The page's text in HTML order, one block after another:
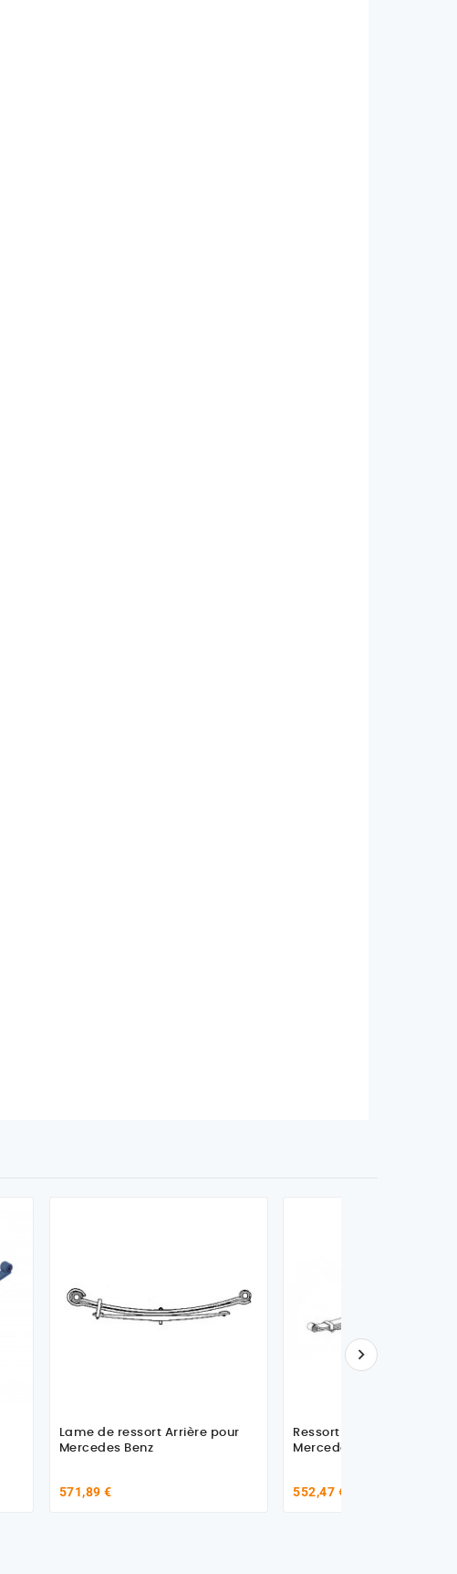
Lame de ressort Arrière pour
Mercedes Benz
571,89 €
Ressort AV 13 lames pour
Mercedes 2629
552,47 €
